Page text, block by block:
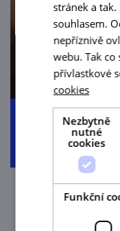
stránek a
souhlasem.
nepříznivě
webu. Tak
přívlastkové
cookies
Nezbytně
nutné
cookies
Funkční